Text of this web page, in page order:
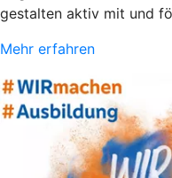
gestalten aktiv mit und
Mehr erfahren